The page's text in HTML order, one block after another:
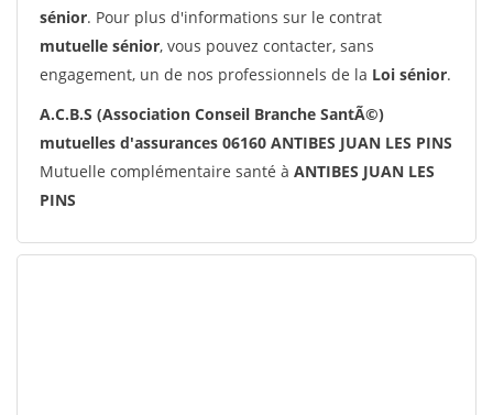
sénior. Pour plus d'informations sur le contrat
mutuelle sénior, vous pouvez contacter, sans
engagement, un de nos professionnels de la Loi sénior.
A.C.B.S (Association Conseil Branche SantÃ©)
mutuelles d'assurances 06160 ANTIBES JUAN LES PINS
Mutuelle complémentaire santé à ANTIBES JUAN LES
PINS